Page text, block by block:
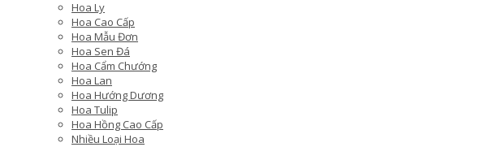
Hoa Ly
Hoa Cao Cấp
Hoa Mẫu Đơn
Hoa Sen Đá
Hoa Cẩm Chướng
Hoa Lan
Hoa Hướng Dương
Hoa Tulip
Hoa Hồng Cao Cấp
Nhiều Loại Hoa